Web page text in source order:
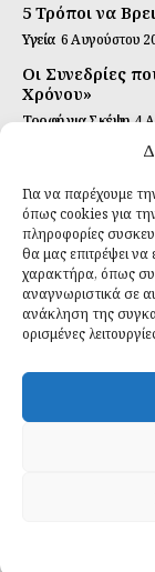
Για να παρέχουμε
όπως cookies για
πληροφορίες
θα μας επιτρέψει
χαρακτήρα, όπως
αναγνωριστικά σε
ανάκληση της
ορισμένες
5 Τρόποι να
Υγεία 6 Αυγούστου
Οι Συνεδρίες
Χρόνου»
Τροφή για Σκέψη 4
Αυτή Είναι η
Ιδανικές Τροφές 26
Έχω διαβάσει